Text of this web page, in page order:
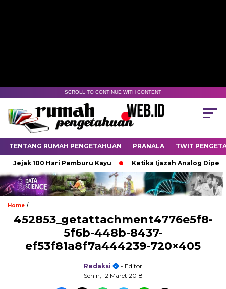
SCROLL TO CONTINUE WITH CONTENT
TENTANG RUMAH PENGETAHUAN PRANALA TWIT
Jejak 100 Hari Pemburu Kayu Ketika Ijazah Analog
Home /
452853_getattachment4776e5f8-
5f6b-448b-8437-
ef53f81a8f7a444239-720×405
Redaksi
- Editor
Senin, 12 Maret 2018